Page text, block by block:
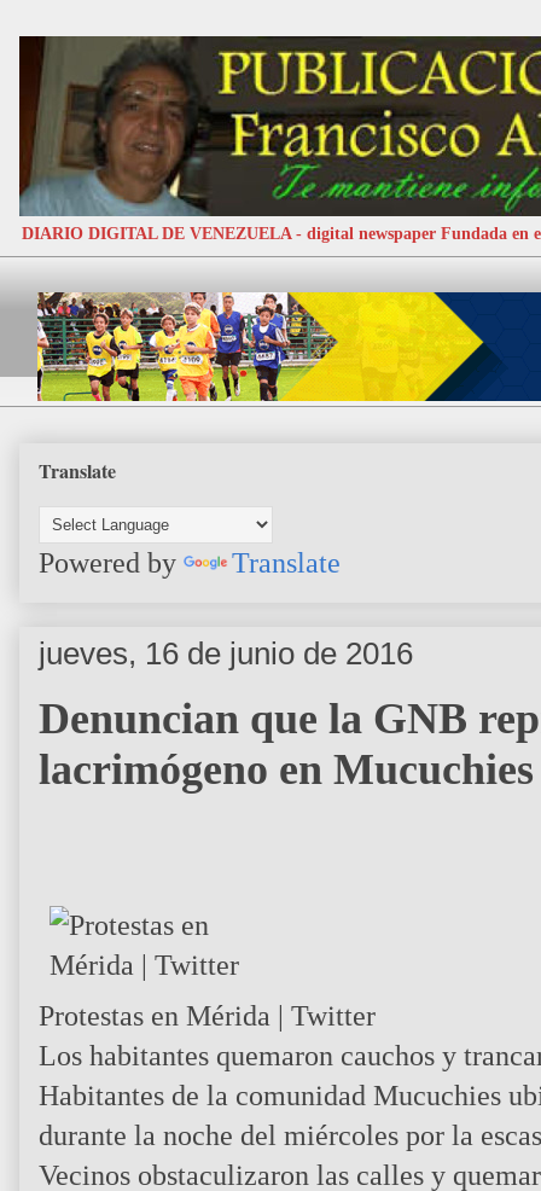
DIARIO DIGITAL DE VENEZUELA - digital newspaper Fundada en
Translate
Powered by Translate
jueves, 16 de junio de 2016
Denuncian que la GNB
lacrimógeno en Mucuchies
Protestas en Mérida | Twitter
Los habitantes quemaron cauchos y
Habitantes de la comunidad Mucuchies
durante la noche del miércoles por la
Vecinos obstaculizaron las calles y